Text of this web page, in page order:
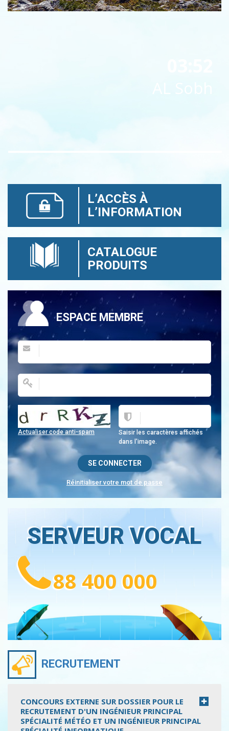
L’ACCÈS À
L’INFORMATION
CATALOGUE
PRODUITS
ESPACE MEMBRE
Saisir les caractères affichés
dans l'image.
Actualiser code anti-spam
Réinitialiser votre mot de passe
SERVEUR VOCAL
88 400 000
RECRUTEMENT
CONCOURS EXTERNE SUR DOSSIER POUR LE
RECRUTEMENT D'UN INGÉNIEUR PRINCIPAL
SPÉCIALITÉ MÉTÉO ET UN INGÉNIEUR PRINCIPAL